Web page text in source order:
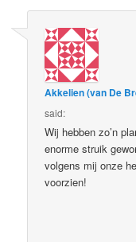
Akkelien (van De
said:
Wij hebben zo’n
enorme struik
volgens mij onze
voorzien!